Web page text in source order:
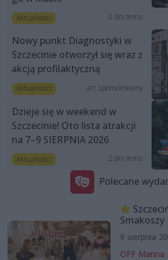
Aktualności 2 dni temu
Nowy punkt Diagnostyki w
Szczecinie otworzył się wraz z
akcją profilaktyczną
Aktualności art. sponsorowany
Dzieje się w weekend w
Szczecinie! Oto lista atrakcji
na 7–9 SIERPNIA 2026
Aktualności 2 dni temu
Polecane
Smakoszy
9 sierpnia
OFF Marina